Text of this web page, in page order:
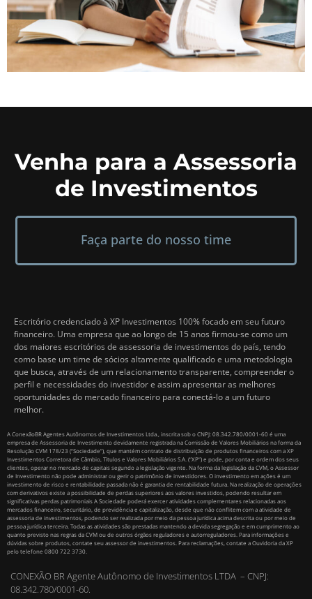
Venha para a Assessoria
de Investimentos
Faça parte do nosso time
Escritório credenciado à XP Investimentos 100% focado em seu futuro
financeiro. Uma empresa que ao longo de 15 anos firmou-se como um
dos maiores escritórios de assessoria de investimentos do país, tendo
como base um time de sócios altamente qualificado e uma metodologia
que busca, através de um relacionamento transparente, compreender o
perfil e necessidades do investidor e assim apresentar as melhores
oportunidades do mercado financeiro para conectá-lo a um futuro
melhor.
A ConexãoBR Agentes Autônomos de Investimentos Ltda., inscrita sob o CNPJ: 08.342.780/0001-60 é uma
empresa de Assessoria de Investimento devidamente registrada na Comissão de Valores Mobiliários na forma da
Resolução CVM 178/23 (“Sociedade”), que mantém contrato de distribuição de produtos financeiros com a XP
Investimentos Corretora de Câmbio, Títulos e Valores Mobiliários S.A. (“XP”) e pode, por conta e ordem dos seus
clientes, operar no mercado de capitais segundo a legislação vigente. Na forma da legislação da CVM, o Assessor
de Investimento não pode administrar ou gerir o patrimônio de investidores. O investimento em ações é um
investimento de risco e rentabilidade passada não é garantia de rentabilidade futura. Na realização de operações
com derivativos existe a possibilidade de perdas superiores aos valores investidos, podendo resultar em
significativas perdas patrimoniais A Sociedade poderá exercer atividades complementares relacionadas aos
mercados financeiro, securitário, de previdência e capitalização, desde que não conflitem com a atividade de
assessoria de investimentos, podendo ser realizada por meio da pessoa jurídica acima descrita ou por meio de
pessoa jurídica terceira. Todas as atividades são prestadas mantendo a devida segregação e em cumprimento ao
quanto previsto nas regras da CVM ou de outros órgãos reguladores e autorreguladores. Para informações e
dúvidas sobre produtos, contate seu assessor de investimentos. Para reclamações, contate a Ouvidoria da XP
pelo telefone 0800 722 3730.
CONEXÃO BR Agente Autônomo de Investimentos LTDA – CNPJ:
08.342.780/0001-60.